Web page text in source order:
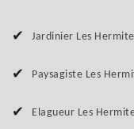
Jardinier Les
Paysagiste Les
Elagueur Les